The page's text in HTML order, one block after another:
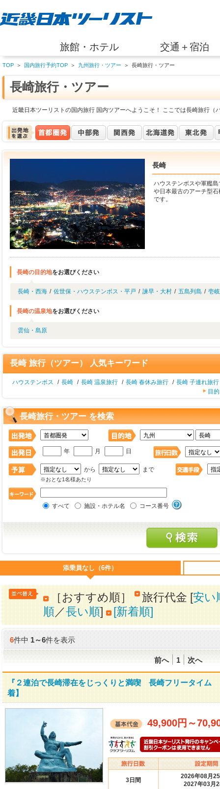
旅館・ホテル 交通＋宿泊
TOP ＞ 国内旅行予約TOP ＞ 九州旅行・ツアー ＞ 長崎旅行・ツアー
長崎旅行・ツアー
近畿日本ツーリストの国内旅行 国内ツアーへようこそ！ ここでは長崎旅行（
長崎
ハウステンボスや軍艦
や日本最古のアーチ型
です。
長崎の目的地をお選びください
長崎・西海 / 佐世保・ハウステンボス・平戸 / 諫早・大村 / 五島列島 / 壱岐
長崎の温泉地をお選びください
雲仙・島原
長崎 旅行（ツアー） 人気キーワード
ハウステンボス / 長崎 / 長崎 温泉旅行 / 長崎 春休み旅行 / 長崎 子連れ旅行
目
長崎旅行・ツアー を検索
年 月 日
から まで
※おとな1名様あたり
すべて 施設・ホテル名 コース番号
添乗員なし（6件）
［おすすめ順］ 旅行代金 [安い
順／長い順] [新着順]
6件中1～6件を表示
前へ 1 次へ
『２連泊で長崎滞在をじっくりと満喫 長崎フリータイム
着】
49,900円 ～
3日間
2026年08月
2027年03月